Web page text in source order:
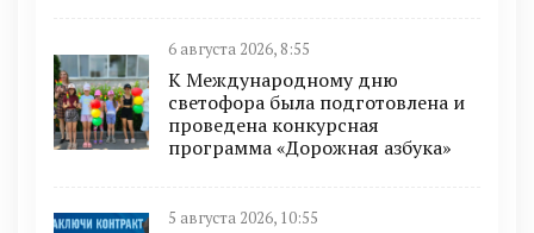
6 августа 2026, 8:55
К Международному дню
светофора была подготовлена и
проведена конкурсная
программа «Дорожная азбука»
5 августа 2026, 10:55